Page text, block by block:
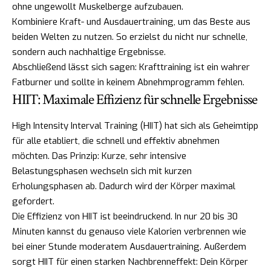
ohne ungewollt Muskelberge aufzubauen.
Kombiniere Kraft- und Ausdauertraining, um das Beste aus
beiden Welten zu nutzen. So erzielst du nicht nur schnelle,
sondern auch nachhaltige Ergebnisse.
Abschließend lässt sich sagen: Krafttraining ist ein wahrer
Fatburner und sollte in keinem Abnehmprogramm fehlen.
HIIT: Maximale Effizienz für schnelle Ergebnisse
High Intensity Interval Training (HIIT) hat sich als Geheimtipp
für alle etabliert, die schnell und effektiv abnehmen
möchten. Das Prinzip: Kurze, sehr intensive
Belastungsphasen wechseln sich mit kurzen
Erholungsphasen ab. Dadurch wird der Körper maximal
gefordert.
Die Effizienz von HIIT ist beeindruckend. In nur 20 bis 30
Minuten kannst du genauso viele Kalorien verbrennen wie
bei einer Stunde moderatem Ausdauertraining. Außerdem
sorgt HIIT für einen starken Nachbrenneffekt: Dein Körper